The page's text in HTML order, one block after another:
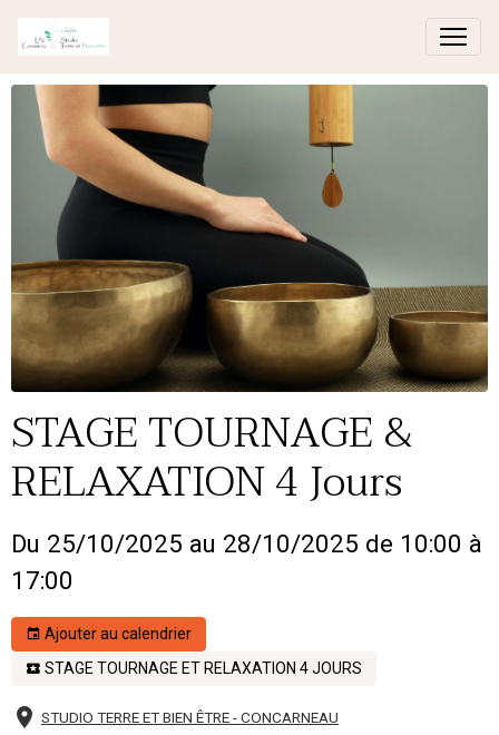
STAGE TOURNAGE &
RELAXATION 4 Jours
Du 25/10/2025 au 28/10/2025 de 10:00 à
17:00
Ajouter au calendrier
STAGE TOURNAGE ET RELAXATION 4 JOURS
STUDIO TERRE ET BIEN ÊTRE - CONCARNEAU